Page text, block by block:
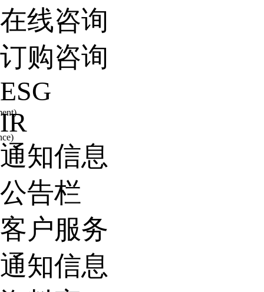
在线咨询
订购咨询
ESG
IR
通知信息
公告栏
客户服务
通知信息